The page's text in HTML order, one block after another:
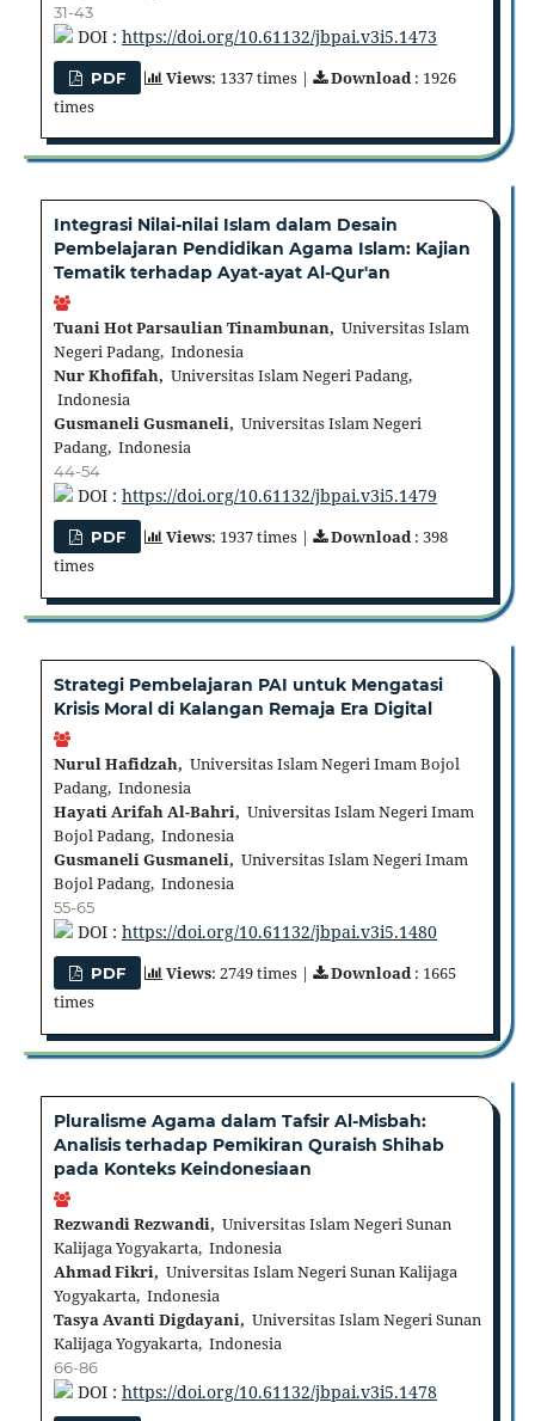
31-43
DOI : https://doi.org/10.61132/jbpai.v3i5.1473
PDF Views: 1337 times | Download: 1926
times
Integrasi Nilai-nilai Islam dalam Desain
Pembelajaran Pendidikan Agama Islam: Kajian
Tematik terhadap Ayat-ayat Al-Qur'an
Tuani Hot Parsaulian Tinambunan, Universitas Islam
Negeri Padang, Indonesia
Nur Khofifah, Universitas Islam Negeri Padang,
Indonesia
Gusmaneli Gusmaneli, Universitas Islam Negeri
Padang, Indonesia
44-54
DOI : https://doi.org/10.61132/jbpai.v3i5.1479
PDF Views: 1937 times | Download: 398
times
Strategi Pembelajaran PAI untuk Mengatasi
Krisis Moral di Kalangan Remaja Era Digital
Nurul Hafidzah, Universitas Islam Negeri Imam Bojol
Padang, Indonesia
Hayati Arifah Al-Bahri, Universitas Islam Negeri Imam
Bojol Padang, Indonesia
Gusmaneli Gusmaneli, Universitas Islam Negeri Imam
Bojol Padang, Indonesia
55-65
DOI : https://doi.org/10.61132/jbpai.v3i5.1480
PDF Views: 2749 times | Download: 1665
times
Pluralisme Agama dalam Tafsir Al-Misbah:
Analisis terhadap Pemikiran Quraish Shihab
pada Konteks Keindonesiaan
Rezwandi Rezwandi, Universitas Islam Negeri Sunan
Kalijaga Yogyakarta, Indonesia
Ahmad Fikri, Universitas Islam Negeri Sunan Kalijaga
Yogyakarta, Indonesia
Tasya Avanti Digdayani, Universitas Islam Negeri Sunan
Kalijaga Yogyakarta, Indonesia
66-86
DOI : https://doi.org/10.61132/jbpai.v3i5.1478